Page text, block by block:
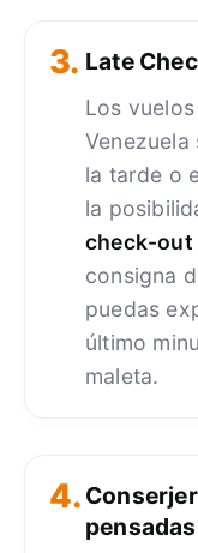
3. Late
Los
Venezuela
la tarde o
la
check-out
consigna
puedas
último
maleta.
4.